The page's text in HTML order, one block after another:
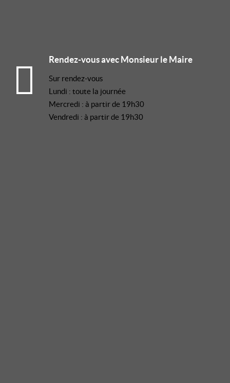
Rendez-vous avec Monsieur le Maire
Sur rendez-vous
Lundi : toute la journée
Mercredi : à partir de 19h30
Vendredi : à partir de 19h30